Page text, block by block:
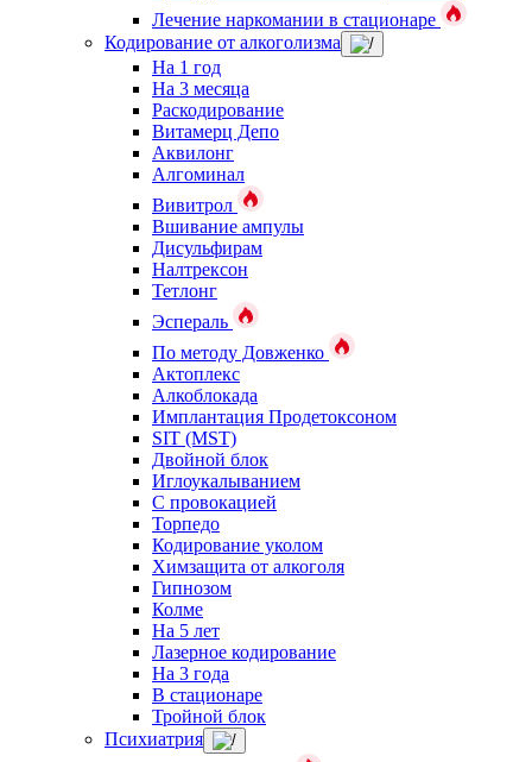
Лечение наркомании в стационаре
Кодирование от алкоголизма
На 1 год
На 3 месяца
Раскодирование
Витамерц Депо
Аквилонг
Алгоминал
Вивитрол
Вшивание ампулы
Дисульфирам
Налтрексон
Тетлонг
Эспераль
По методу Довженко
Актоплекс
Алкоблокада
Имплантация Продетоксоном
SIT (MST)
Двойной блок
Иглоукалыванием
С провокацией
Торпедо
Кодирование уколом
Химзащита от алкоголя
Гипнозом
Колме
На 5 лет
Лазерное кодирование
На 3 года
В стационаре
Тройной блок
Психиатрия